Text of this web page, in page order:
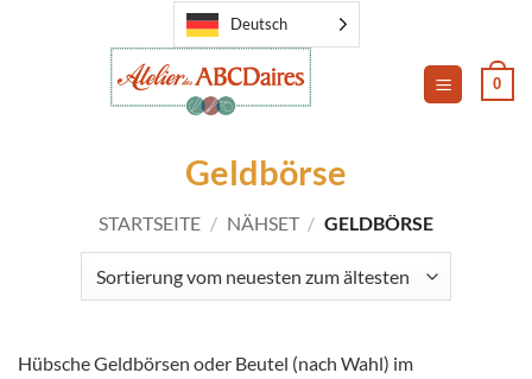
Deutsch
0
Geldbörse
STARTSEITE / NÄHSET / GELDBÖRSE
Hübsche Geldbörsen oder Beutel (nach Wahl) im